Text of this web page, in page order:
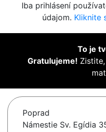
Iba prihlásení
údajom. Kliknite
To je
Gratulujeme!
Poprad
Námestie Sv. Egídia